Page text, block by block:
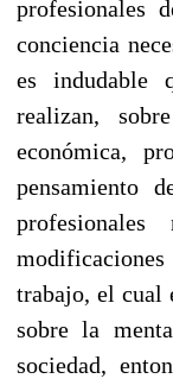
profesionales
conciencia
es indudable
realizan,
económica,
pensamiento
trabajo, el cual
sobre la
sociedad,